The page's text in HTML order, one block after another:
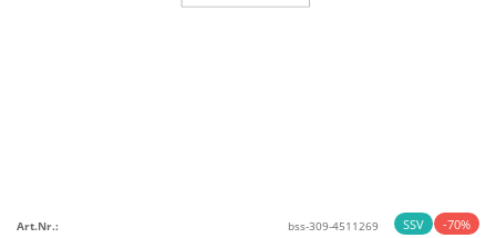
SSV -70%
Art.Nr.:
bss-309-4511269